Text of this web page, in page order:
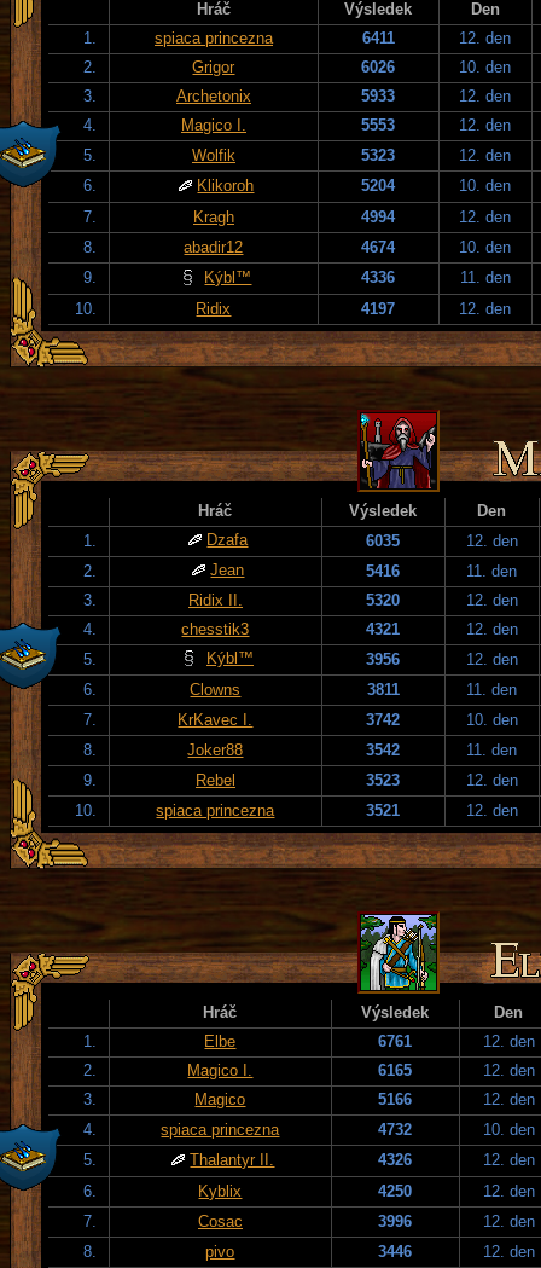
Hráč Výsledek
Den
1.
spiaca princezna 6411
12. den
2.
Grigor 6026
10. den
3.
Archetonix 5933
12. den
4.
Magico I. 5553
12. den
5.
Wolfik 5323
12. den
6.
Klikoroh 5204
10. den
7.
Kragh 4994
12. den
8.
abadir12 4674
10. den
9.
Kýbl™ 4336
11. den
10.
Ridix 4197 12. den
Hráč Výsledek
Den
1.
Dzafa 6035
12. den
2.
Jean 5416
11. den
3.
Ridix II. 5320
12. den
4.
chesstik3 4321
12. den
5.
Kýbl™ 3956
12. den
6.
Clowns 3811
11. den
7.
KrKavec I. 3742
10. den
8.
Joker88 3542
11. den
9.
Rebel 3523
12. den
10.
spiaca princezna 3521 12. den
Hráč Výsledek
Den
1.
Elbe 6761
12. den
2.
Magico I. 6165
12. den
3.
Magico 5166
12. den
4.
spiaca princezna 4732
10. den
5.
Thalantyr II. 4326
12. den
6.
Kyblix 4250
12. den
7.
Cosac 3996
12. den
8.
pivo 3446
12. den